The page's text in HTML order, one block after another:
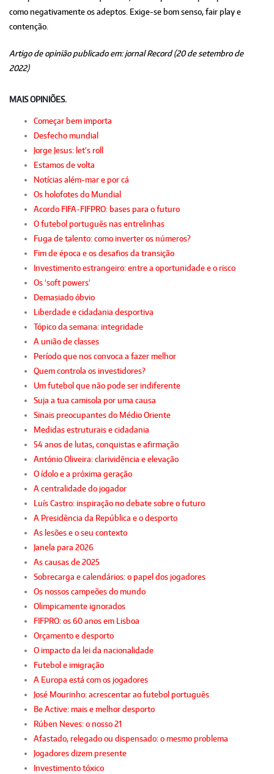
como negativamente os adeptos. Exige-se bom senso, fair play e
contenção.
Artigo de opinião publicado em: jornal Record (20 de setembro de
2022)
MAIS OPINIÕES.
Começar bem importa
Desfecho mundial
Jorge Jesus: let's roll
Estamos de volta
Notícias além-mar e por cá
Os holofotes do Mundial
Acordo FIFA-FIFPRO: bases para o futuro
O futebol português nas entrelinhas
Fuga de talento: como inverter os números?
Fim de época e os desafios da transição
Investimento estrangeiro: entre a oportunidade e o risco
Os 'soft powers'
Demasiado óbvio
Liberdade e cidadania desportiva
Tópico da semana: integridade
A união de classes
Período que nos convoca a fazer melhor
Quem controla os investidores?
Um futebol que não pode ser indiferente
Suja a tua camisola por uma causa
Sinais preocupantes do Médio Oriente
Medidas estruturais e cidadania
54 anos de lutas, conquistas e afirmação
António Oliveira: clarividência e elevação
O ídolo e a próxima geração
A centralidade do jogador
Luís Castro: inspiração no debate sobre o futuro
A Presidência da República e o desporto
As lesões e o seu contexto
Janela para 2026
As causas de 2025
Sobrecarga e calendários: o papel dos jogadores
Os nossos campeões do mundo
Olimpicamente ignorados
FIFPRO: os 60 anos em Lisboa
Orçamento e desporto
O impacto da lei da nacionalidade
Futebol e imigração
A Europa está com os jogadores
José Mourinho: acrescentar ao futebol português
Be Active: mais e melhor desporto
Rúben Neves: o nosso 21
Afastado, relegado ou dispensado: o mesmo problema
Jogadores dizem presente
Investimento tóxico